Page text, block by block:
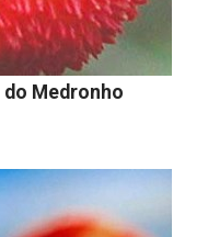
Medronho